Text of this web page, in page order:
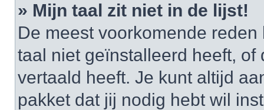
» Mijn taal zit niet in de lijst!
De meest voorkomende
taal niet geïnstalleerd heeft,
vertaald heeft. Je kunt altijd
pakket dat jij nodig hebt wil